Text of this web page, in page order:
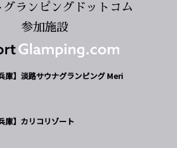
グランピングドットコム
参加施設
兵庫】淡路サウナグランピング Meri
兵庫】カリコリゾート